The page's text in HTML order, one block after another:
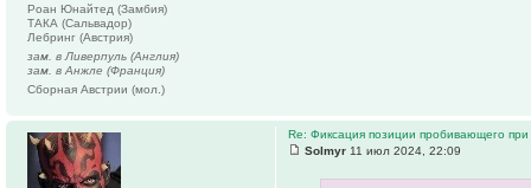
Роан Юнайтед (Замбия)
ТАКА (Сальвадор)
Лебринг (Австрия)
зам. в Ливерпуль (Англия)
зам. в Анжле (Франция)
Сборная Австрии (мол.)
Re: Фиксация позиции пробивающего
Solmyr 11 июл 2024, 22:09